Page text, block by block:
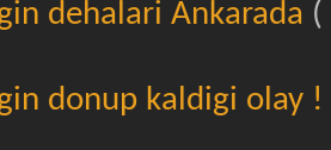
dehalari Ankarada (
donup kaldigi olay !